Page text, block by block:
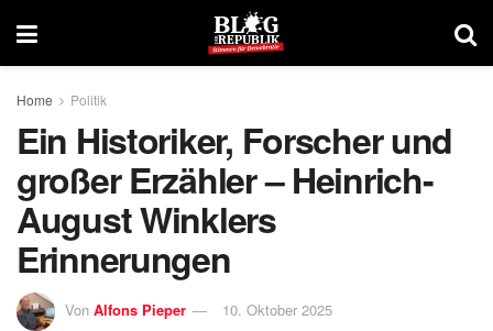
Home Politik
Ein Historiker, Forscher und
großer Erzähler – Heinrich-
August Winklers
Erinnerungen
Von Alfons Pieper 10. Oktober 2025